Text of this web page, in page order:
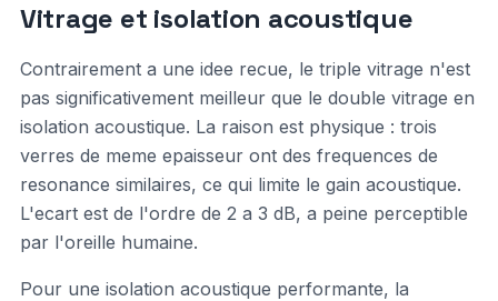
Vitrage et isolation acoustique
Contrairement a une idee recue, le triple vitrage n'est
pas significativement meilleur que le double vitrage en
isolation acoustique. La raison est physique : trois
verres de meme epaisseur ont des frequences de
resonance similaires, ce qui limite le gain acoustique.
L'ecart est de l'ordre de 2 a 3 dB, a peine perceptible
par l'oreille humaine.
Pour une isolation acoustique performante, la